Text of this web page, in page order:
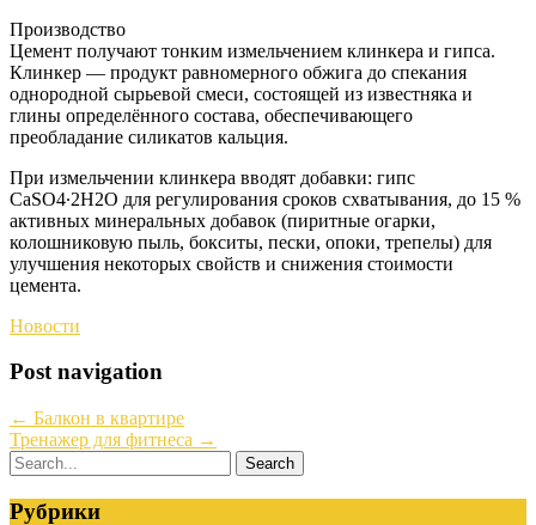
Производство
Цемент получают тонким измельчением клинкера и гипса.
Клинкер — продукт равномерного обжига до спекания
однородной сырьевой смеси, состоящей из известняка и
глины определённого состава, обеспечивающего
преобладание силикатов кальция.
При измельчении клинкера вводят добавки: гипс
СaSO4∙2H2O для регулирования сроков схватывания, до 15 %
активных минеральных добавок (пиритные огарки,
колошниковую пыль, бокситы, пески, опоки, трепелы) для
улучшения некоторых свойств и снижения стоимости
цемента.
Новости
Post navigation
← Балкон в квартире
Тренажер для фитнеса →
Рубрики